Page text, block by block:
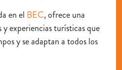
en el BEC, ofrece una
y experiencias turísticasque
y se adaptan a todos los